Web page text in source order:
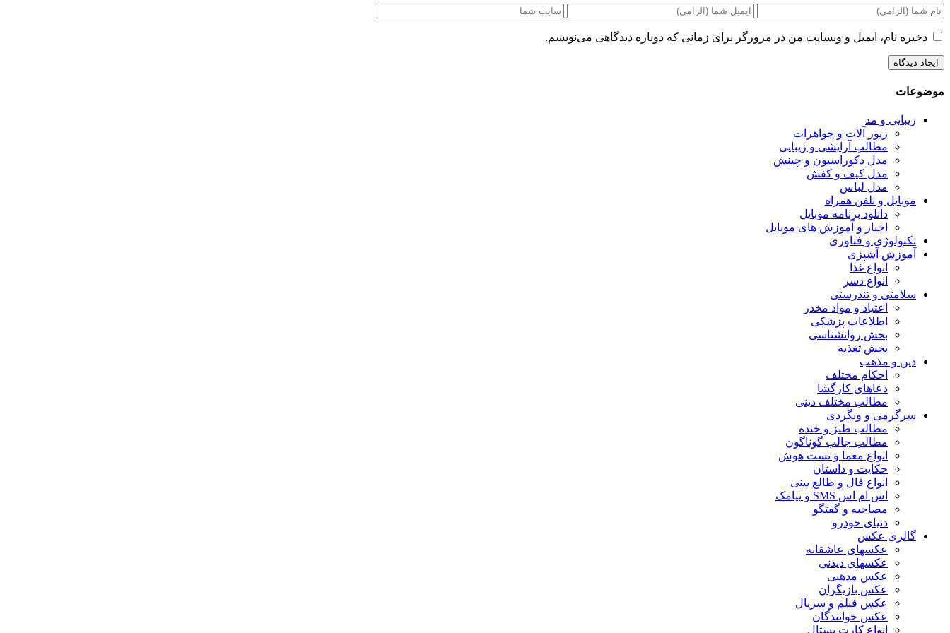
ذخیره نام، ایمیل و وبسایت من در مرورگر برای زمانی که دوباره دیدگاهی می‌نویسم.
موضوعات
زیبایی و مد
زیور آلات و جواهرات
مطالب آرایشی و زیبایی
مدل دکوراسیون و چینش
مدل کیف و کفش
مدل لباس
موبایل و تلفن همراه
دانلود برنامه موبایل
اخبار و آموزش های موبایل
تکنولوژی و فناوری
آموزش آشپزی
انواع غذا
انواع دسر
سلامتی و تندرستی
اعتیاد و مواد مخدر
اطلاعات پزشکی
بخش روانشناسی
بخش تغذیه
دین و مذهب
احکام مختلف
دعاهای کارگشا
مطالب مختلف دینی
سرگرمی و وبگردی
مطالب طنز و خنده
مطالب جالب گوناگون
انواع معما و تست هوش
حکایت و داستان
انواع فال و طالع بینی
اس ام اس SMS و پیامک
مصاحبه و گفتگو
دنیای خودرو
گالری عکس
عکسهای عاشقانه
عکسهای دیدنی
عکس مذهبی
عکس بازیگران
عکس فیلم و سریال
عکس خوانندگان
انواع کارت پستال